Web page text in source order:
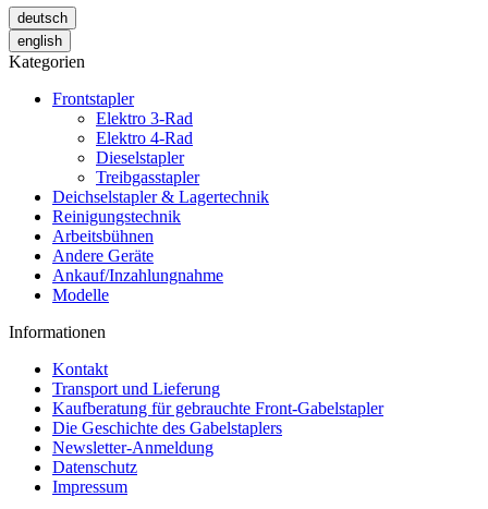
deutsch
english
Kategorien
Frontstapler
Elektro 3-Rad
Elektro 4-Rad
Dieselstapler
Treibgasstapler
Deichselstapler & Lagertechnik
Reinigungstechnik
Arbeitsbühnen
Andere Geräte
Ankauf/Inzahlungnahme
Modelle
Informationen
Kontakt
Transport und Lieferung
Kaufberatung für gebrauchte Front-Gabelstapler
Die Geschichte des Gabelstaplers
Newsletter-Anmeldung
Datenschutz
Impressum